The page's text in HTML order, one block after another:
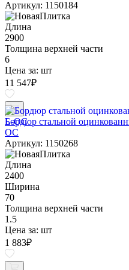
Артикул: 1150184
Длина
2900
Толщина верхней части
6
Цена за: шт
11 547₽
Бордюр стальной
ОС
Артикул: 1150268
Длина
2400
Ширина
70
Толщина верхней части
1.5
Цена за: шт
1 883₽